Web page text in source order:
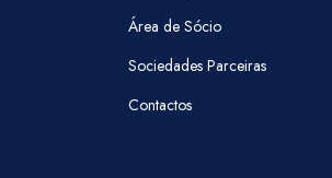
Área de Sócio
Sociedades Parceiras
Contactos